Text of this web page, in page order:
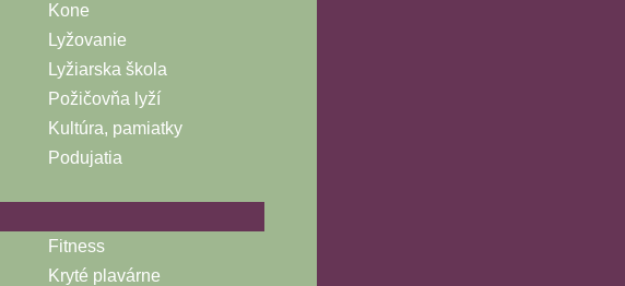
Kone
Lyžovanie
Lyžiarska škola
Požičovňa lyží
Kultúra, pamiatky
Podujatia
Fitness
Kryté plavárne